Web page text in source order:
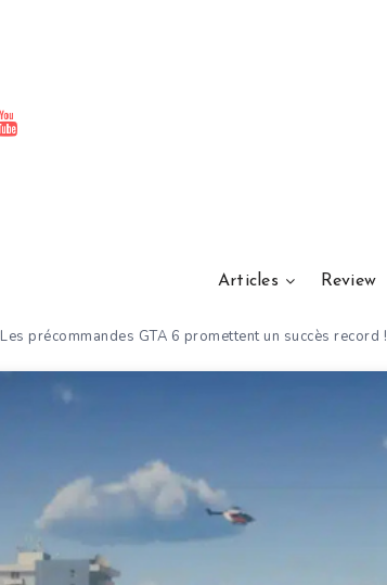
Articles Review
Les précommandes GTA 6 promettent un succès record !